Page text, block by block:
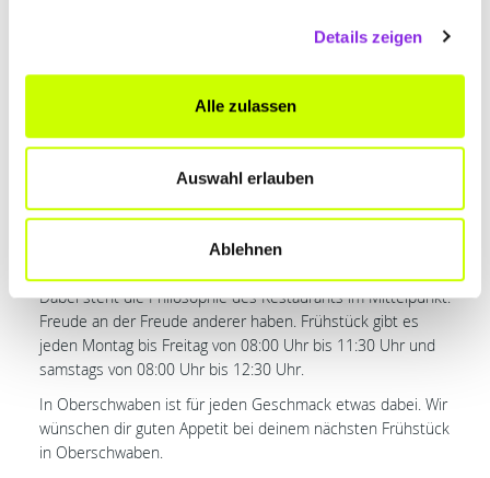
Details zeigen
Alle zulassen
Auswahl erlauben
Ablehnen
in Oberschwaben hochwertig frühstücken möchtest, ist
Miller’s Kaffee & Genuss – Das
Besondere
Das Angebot umfasst eine Auswahl an frisch zubereiteten
bis Oberschwaben. Nur mit Verwendung von hochwertigen,
regionalen Zutaten, mit dem Blick auf Nachhaltigkeit
Dabei steht die Philosophie des Restaurants im Mittelpunkt:
Freude an der Freude anderer haben. Frühstück gibt es
jeden Montag bis Freitag von 08:00 Uhr bis 11:30 Uhr und
samstags von 08:00 Uhr bis 12:30 Uhr.
In Oberschwaben ist für jeden Geschmack etwas dabei. Wir
wünschen dir guten Appetit bei deinem nächsten Frühstück
in Oberschwaben.